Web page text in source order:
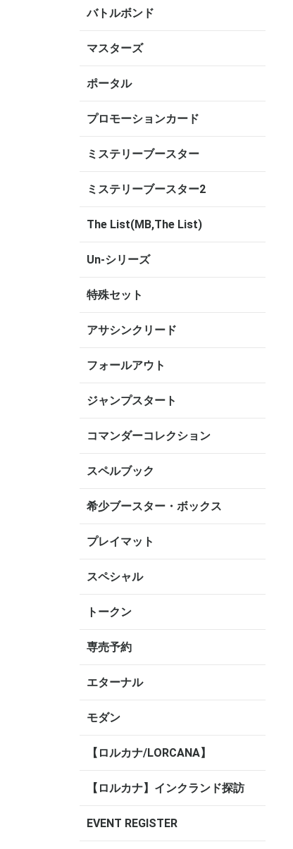
バトルボンド
マスターズ
ポータル
プロモーションカード
ミステリーブースター
ミステリーブースター2
The List(MB,The List)
Un-シリーズ
特殊セット
アサシンクリード
フォールアウト
ジャンプスタート
コマンダーコレクション
スペルブック
希少ブースター・ボックス
プレイマット
スペシャル
トークン
専売予約
エターナル
モダン
【ロルカナ/LORCANA】
【ロルカナ】インクランド探訪
EVENT REGISTER